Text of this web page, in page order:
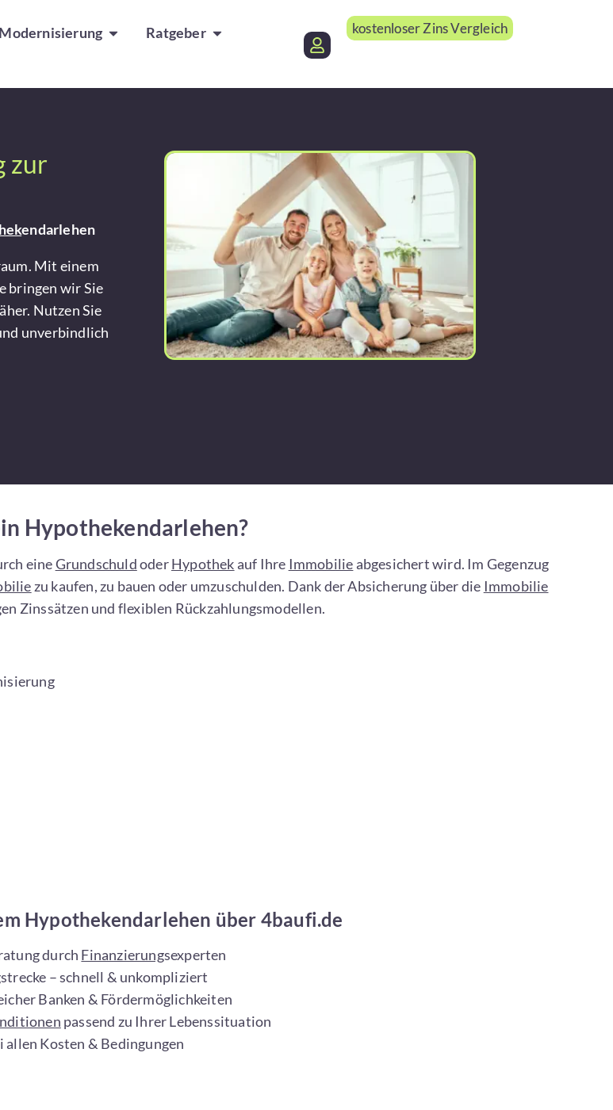
Modernisierung Ratgeber kostenloser Zins Vergleich
zur
endarlehen
Mit einem
bringen wir Sie
Nutzen Sie
unverbindlich
Hypothekendarlehen?
eineGrundschuldoderHypothek auf Ihre Immobilie abgesichert wird. Im Gegenzug
zu kaufen, zu bauen oder umzuschulden. Dank der Absicherung über die Immobilie
Zinssätzen und flexiblen Rückzahlungsmodellen.
Hypothekendarlehen über 4baufi.de
durch Finanzierungsexperten
– schnell & unkompliziert
Banken & Fördermöglichkeiten
passend zu Ihrer Lebenssituation
allen Kosten & Bedingungen